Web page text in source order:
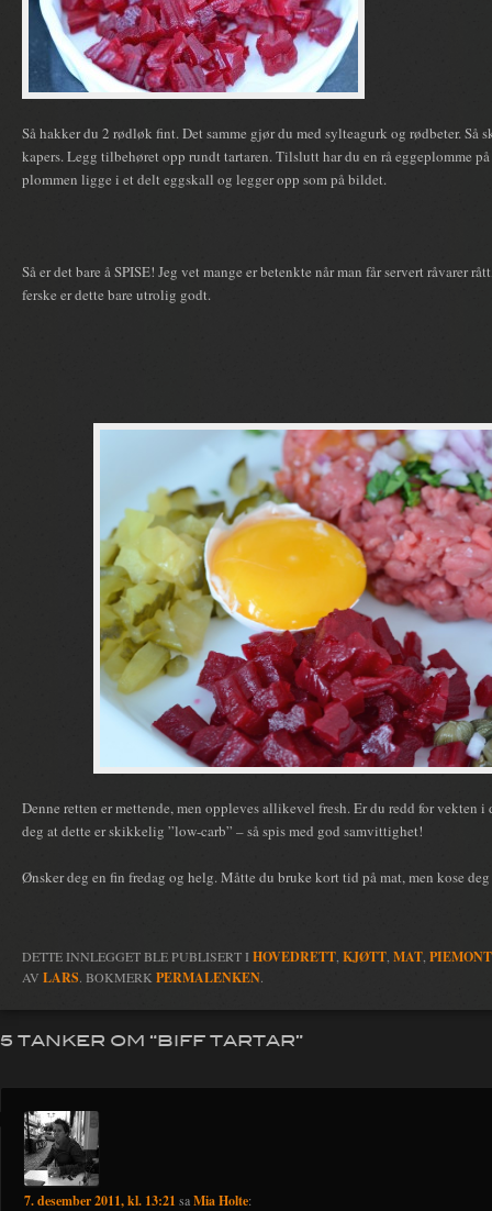
Så hakker du 2 rødløk fint. Det samme gjør du med sylteagurk og rødbeter. Så
kapers. Legg tilbehøret opp rundt tartaren. Tilslutt har du en rå eggeplomme
plommen ligge i et delt eggskall og legger opp som på bildet.
Så er det bare å SPISE! Jeg vet mange er betenkte når man får servert råvarer
ferske er dette bare utrolig godt.
Denne retten er mettende, men oppleves allikevel fresh. Er du redd for vekten
deg at dette er skikkelig ”low-carb” – så spis med god samvittighet!
Ønsker deg en fin fredag og helg. Måtte du bruke kort tid på mat, men kose
DETTE INNLEGGET BLE PUBLISERT IHOVEDRETT, KJØTT, MAT,
AV LARS. BOKMERK PERMALENKEN.
5 TANKER OM “BIFF TARTAR”
7. desember 2011, kl. 13:21 saMia Holte: